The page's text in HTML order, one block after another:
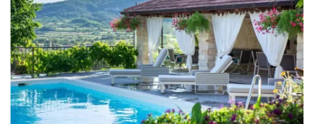
Klimaanlage in jedem Zimmer
TV in jedem Zimmer
Kinderbett